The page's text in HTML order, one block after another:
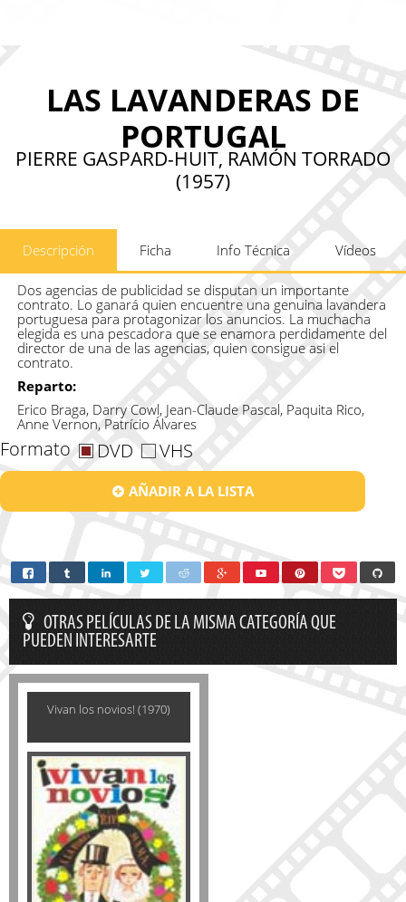
LAS LAVANDERAS DE
PORTUGAL
PIERRE GASPARD-HUIT, RAMÓN TORRADO
(1957)
Descripción Ficha Info Técnica Vídeos
Dos agencias de publicidad se disputan un importante
contrato. Lo ganará quien encuentre una genuina lavandera
portuguesa para protagonizar los anuncios. La muchacha
elegida es una pescadora que se enamora perdidamente del
director de una de las agencias, quien consigue asi el
contrato.
Reparto:
Erico Braga, Darry Cowl, Jean-Claude Pascal, Paquita Rico,
Anne Vernon, Patrício Álvares
Formato DVD VHS
AÑADIR A LA LISTA
OTRAS PELÍCULAS DE LA MISMA CATEGORÍA QUE
PUEDEN INTERESARTE
Vivan los novios! (1970)